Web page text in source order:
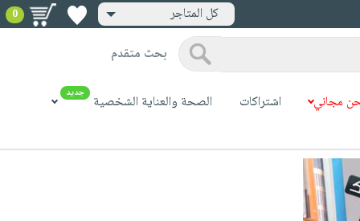
كل المتاجر 0
بحث متقدم
مجاني اشتراكات الصحة والعناية الشخصية جديد